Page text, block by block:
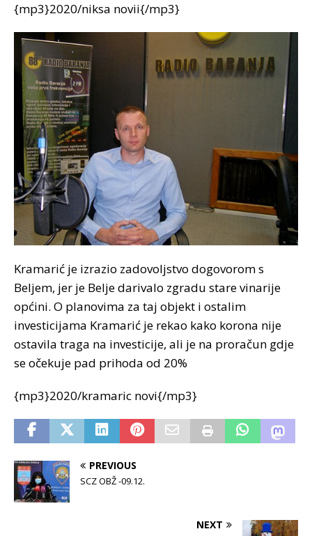
{mp3}2020/niksa novii{/mp3}
Kramarić je izrazio zadovoljstvo dogovorom s
Beljem, jer je Belje darivalo zgradu stare vinarije
općini. O planovima za taj objekt i ostalim
investicijama Kramarić je rekao kako korona nije
ostavila traga na investicije, ali je na proračun gdje
se očekuje pad prihoda od 20%
{mp3}2020/kramaric novi{/mp3}
PREVIOUS
SCZ OBŽ -09.12.
NEXT